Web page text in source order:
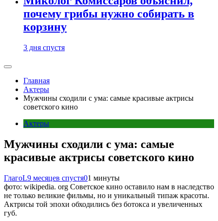
почему грибы нужно собирать в
корзину
3 дня спустя
Главная
Актеры
Мужчины сходили с ума: самые красивые актрисы
советского кино
Актеры
Мужчины сходили с ума: самые
красивые актрисы советского кино
ГлагоL9 месяцев спустя01 минуты
фото: wikipedia. org Советское кино оставило нам в наследство
не только великие фильмы, но и уникальный типаж красоты.
Актрисы той эпохи обходились без ботокса и увеличенных
губ.